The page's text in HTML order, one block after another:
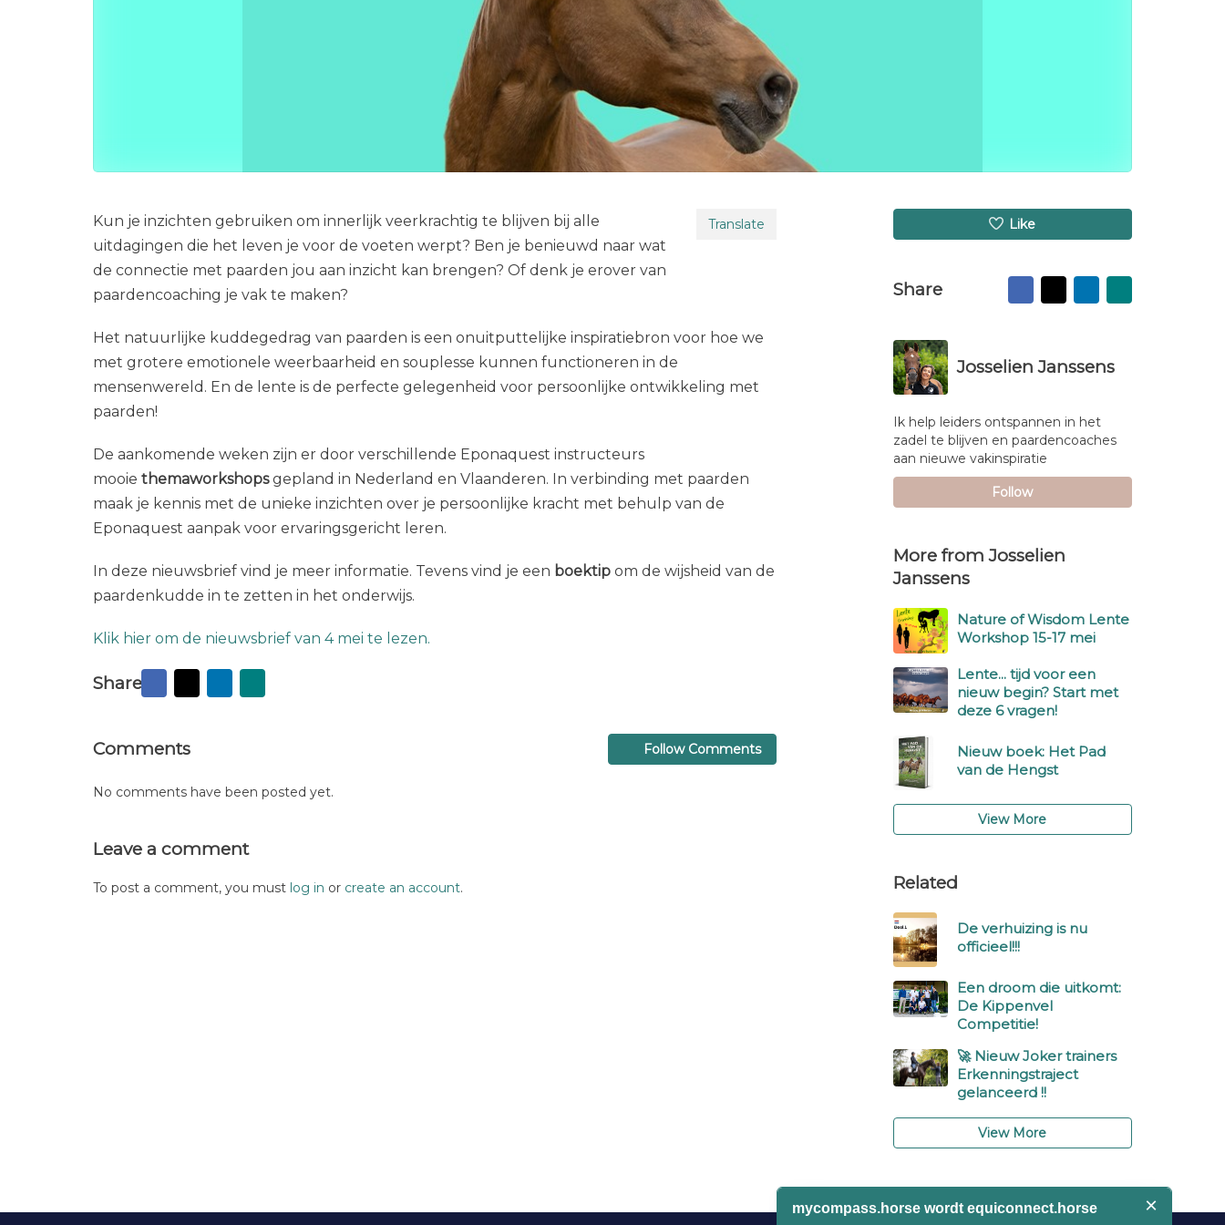
Translate
Kun je inzichten gebruiken om innerlijk veerkrachtig te blijven bij alle
uitdagingen die het leven je voor de voeten werpt? Ben je benieuwd naar wat
de connectie met paarden jou aan inzicht kan brengen? Of denk je erover van
paardencoaching je vak te maken?
Het natuurlijke kuddegedrag van paarden is een onuitputtelijke inspiratiebron voor hoe we
met grotere emotionele weerbaarheid en souplesse kunnen functioneren in de
mensenwereld. En de lente is de perfecte gelegenheid voor persoonlijke ontwikkeling met
paarden!
De aankomende weken zijn er door verschillende Eponaquest instructeurs
mooie themaworkshopsgepland in Nederland en Vlaanderen. In verbinding met paarden
maak je kennis met de unieke inzichten over je persoonlijke kracht met behulp van de
Eponaquest aanpak voor ervaringsgericht leren.
In deze nieuwsbrief vind je meer informatie. Tevens vind je een boektip om de wijsheid van de
paardenkudde in te zetten in het onderwijs.
Klik hier om de nieuwsbrief van 4 mei te lezen.
Share Facebook
X LinkedIn
Mail
to
Comments Follow Comments
No comments have been posted yet.
Leave a comment
To post a comment, you must log in or create an account.
Like
Share Facebook
X LinkedIn
Mail
to
Josselien Janssens
Ik help leiders ontspannen in het
zadel te blijven en paardencoaches
aan nieuwe vakinspiratie
Follow
More from Josselien
Janssens
Nature of Wisdom Lente
Workshop 15-17 mei
Lente... tijd voor een
nieuw begin? Start met
deze 6 vragen!
Nieuw boek: Het Pad
van de Hengst
View More
Related
De verhuizing is nu
officieel!!!
Een droom die uitkomt:
De Kippenvel
Competitie!
🚀 Nieuw Joker trainers
Erkenningstraject
gelanceerd !!
View More